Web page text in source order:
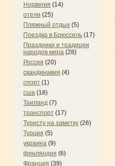
Норвегия (14)
отели (25)
Пляжный отдых (5)
Поездка в Брюссель (17)
Праздники и традиции
народов мира (28)
Россия (20)
скандинавия (4)
спорт (1)
сша (18)
Таиланд (7)
транспорт (17)
Туристу на заметку (26)
Турция (5)
украина (9)
финляндия (6)
Франция (39)